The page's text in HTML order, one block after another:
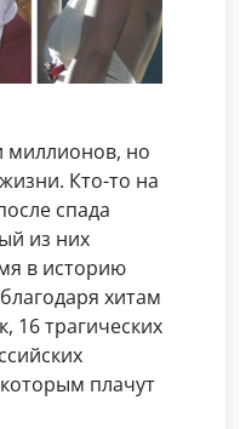
миллионов, но
Кто-то на
спада
из них
в историю
хитам
16 трагических
плачут